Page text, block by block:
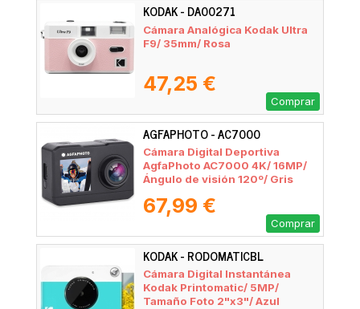
KODAK - DA00271
Cámara Analógica Kodak Ultra
F9/ 35mm/ Rosa
47,25 €
Comprar
AGFAPHOTO - AC7000
Cámara Digital Deportiva
AgfaPhoto AC7000 4K/ 16MP/
Ángulo de visión 120º/ Gris
67,99 €
Comprar
KODAK - RODOMATICBL
Cámara Digital Instantánea
Kodak Printomatic/ 5MP/
Tamaño Foto 2"x3"/ Azul